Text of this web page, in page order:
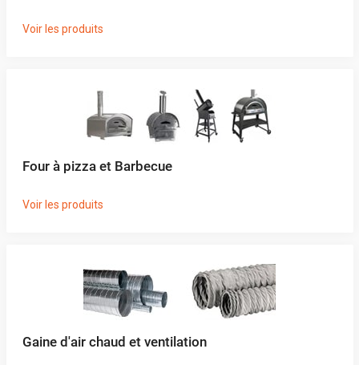
Voir les produits
Four à pizza et Barbecue
Voir les produits
Gaine d'air chaud et ventilation